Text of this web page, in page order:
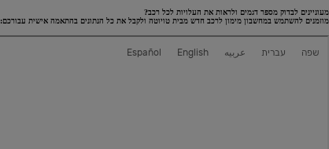
מעוניינים לבדוק מספר דגמים ולראות את העלויות לכל רכב?
מוזמנים להשתמש במחשבון מימון לרכב חדש מבית טויוטה ולקבל את כל הנתונים בהתאמה אישית עבורכם: